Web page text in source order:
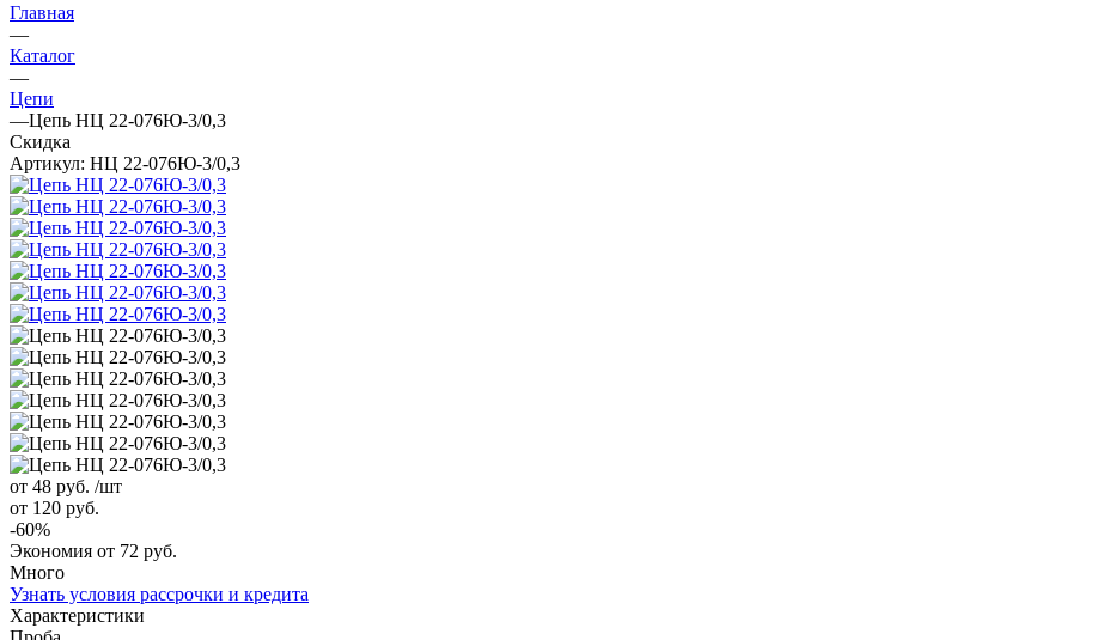
Главная
—
Каталог
—
Цепи
—Цепь НЦ 22-076Ю-3/0,3
Скидка
Артикул: НЦ 22-076Ю-3/0,3
от 48 руб. /шт
от 120 руб.
-60%
Экономия от 72 руб.
Много
Узнать условия рассрочки и кредита
Характеристики